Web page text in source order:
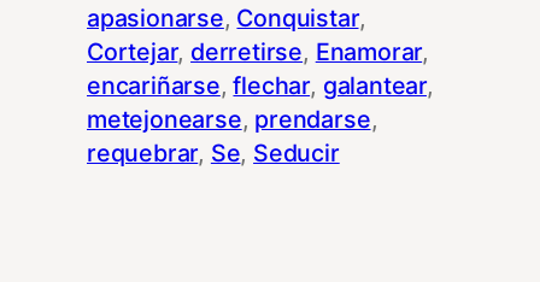
apasionarse, Conquistar
Cortejar, derretirse, Enamorar
encariñarse, flechar, galantear
metejonearse, prendarse
requebrar, Se, Seducir